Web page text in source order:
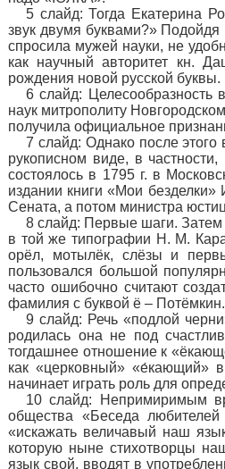
5 слайд: Тогда Екатерина
звук двумя буквами?» Подойдя
спросила мужей науки, не
как научный авторитет кн.
рождения новой русской буквы.
6 слайд:
наук митрополиту
получила официальное
7 слайд: Однако после
рукописном виде, в
состоялось в 1795 г. в
издании книги «Мои
Сената, а потом министра
8 слайд: Первые шаги. Затем
в той же типографии Н. М.
орёл, мотылёк, слёзы и
пользовался большой
часто ошибочно считают
фамилия с буквой ё – Потёмкин.
9 слайд: Речь «подлой
родилась она не под
тогдашнее отношение к
как «церковный» «е́кающий»
начинает играть роль для
10 слайд: Непримиримым
общества «Беседа
«искажать величавый наш
которую ныне стихотворцы
язык свой, вводят в